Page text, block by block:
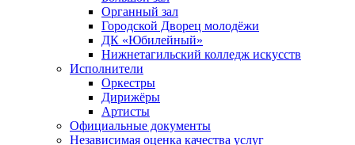
Органный зал
Городской Дворец молодёжи
ДК «Юбилейный»
Нижнетагильский колледж искусств
Исполнители
Оркестры
Дирижёры
Артисты
Официальные документы
Независимая оценка качества услуг